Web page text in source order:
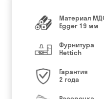
Материал
Egger 19 мм
Фурнитура
Hettich
Гарантия
2 года